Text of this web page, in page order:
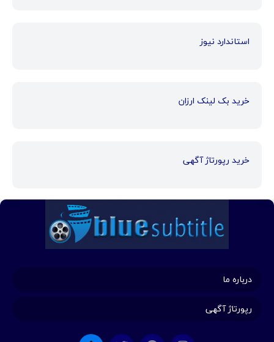
استاندارد نیوز
خرید بک لینک ارزان
خرید رپورتاژ آگهی
درباره ما
رپورتاژ آگهی